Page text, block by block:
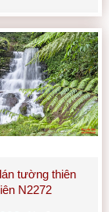
tường thiên
N2272